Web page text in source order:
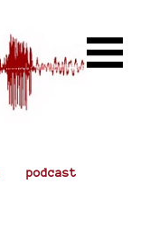
podcast